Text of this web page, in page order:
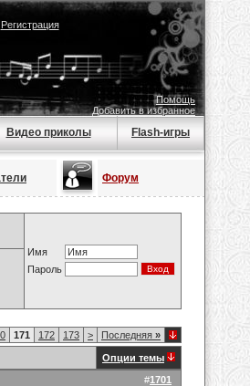
Регистрация
Помощь
Добавить в избранное
Видео приколы Flash-игры
Форум
Имя
Пароль
171 172 173 > Последняя »
Опции темы
#1701